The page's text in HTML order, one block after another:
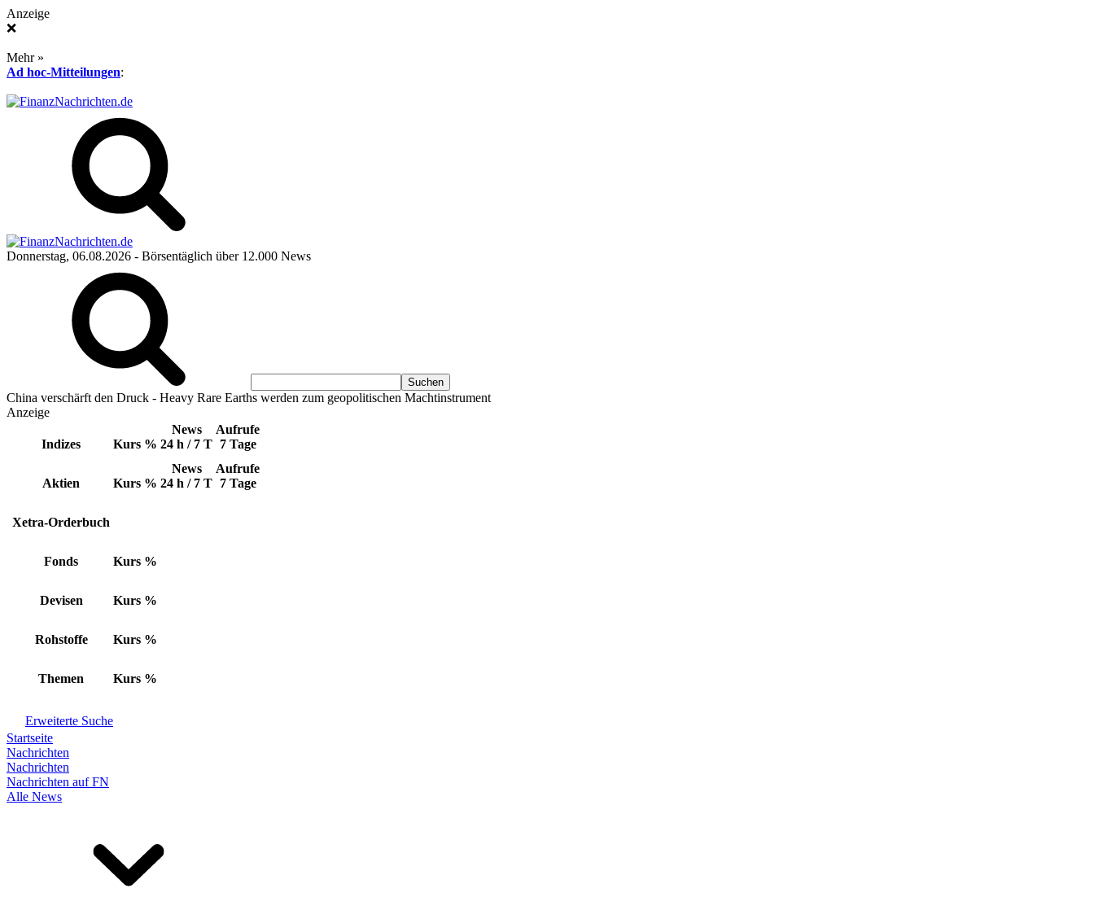
Anzeige
❌
Mehr »
Ad hoc-Mitteilungen:
Donnerstag, 06.08.2026 - Börsentäglich über 12.000 News
China verschärft den Druck - Heavy Rare Earths werden zum geopolitischen Machtinstrument
Anzeige
Indizes Kurs %
News
24 h / 7 T
Aufrufe
7 Tage
Aktien Kurs %
News
24 h / 7 T
Aufrufe
7 Tage
Xetra-Orderbuch
Fonds Kurs %
Devisen Kurs %
Rohstoffe Kurs %
Themen Kurs %
Erweiterte Suche
Startseite
Nachrichten
Nachrichten
Nachrichten auf FN
Alle News